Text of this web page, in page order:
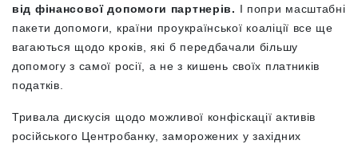
від фінансової допомоги партнерів. І попри масштабні
пакети допомоги, країни проукраїнської коаліції все ще
вагаються щодо кроків, які б передбачали більшу
допомогу з самої росії, а не з кишень своїх платників
податків.
Тривала дискусія щодо можливої конфіскації активів
російського Центробанку, заморожених у західних